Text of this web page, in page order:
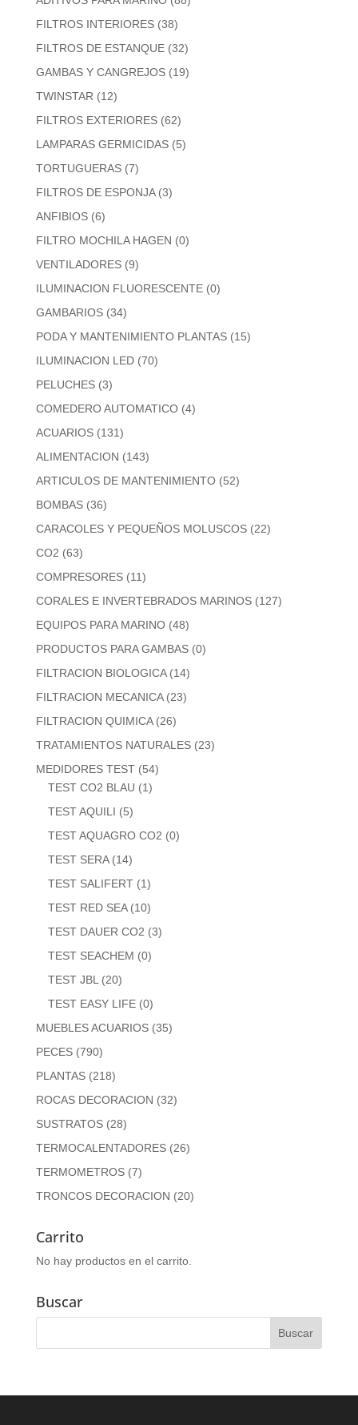
FILTROS INTERIORES (38)
FILTROS DE ESTANQUE (32)
GAMBAS Y CANGREJOS (19)
TWINSTAR (12)
FILTROS EXTERIORES (62)
LAMPARAS GERMICIDAS (5)
TORTUGUERAS (7)
FILTROS DE ESPONJA (3)
ANFIBIOS (6)
FILTRO MOCHILA HAGEN (0)
VENTILADORES (9)
ILUMINACION FLUORESCENTE (0)
GAMBARIOS (34)
PODA Y MANTENIMIENTO PLANTAS (15)
ILUMINACION LED (70)
PELUCHES (3)
COMEDERO AUTOMATICO (4)
ACUARIOS (131)
ALIMENTACION (143)
ARTICULOS DE MANTENIMIENTO (52)
BOMBAS (36)
CARACOLES Y PEQUEÑOS MOLUSCOS (22)
CO2 (63)
COMPRESORES (11)
CORALES E INVERTEBRADOS MARINOS (127)
EQUIPOS PARA MARINO (48)
PRODUCTOS PARA GAMBAS (0)
FILTRACION BIOLOGICA (14)
FILTRACION MECANICA (23)
FILTRACION QUIMICA (26)
TRATAMIENTOS NATURALES (23)
MEDIDORES TEST (54)
TEST CO2 BLAU (1)
TEST AQUILI (5)
TEST AQUAGRO CO2 (0)
TEST SERA (14)
TEST SALIFERT (1)
TEST RED SEA (10)
TEST DAUER CO2 (3)
TEST SEACHEM (0)
TEST JBL (20)
TEST EASY LIFE (0)
MUEBLES ACUARIOS (35)
PECES (790)
PLANTAS (218)
ROCAS DECORACION (32)
SUSTRATOS (28)
TERMOCALENTADORES (26)
TERMOMETROS (7)
TRONCOS DECORACION (20)
Carrito
No hay productos en el carrito.
Buscar